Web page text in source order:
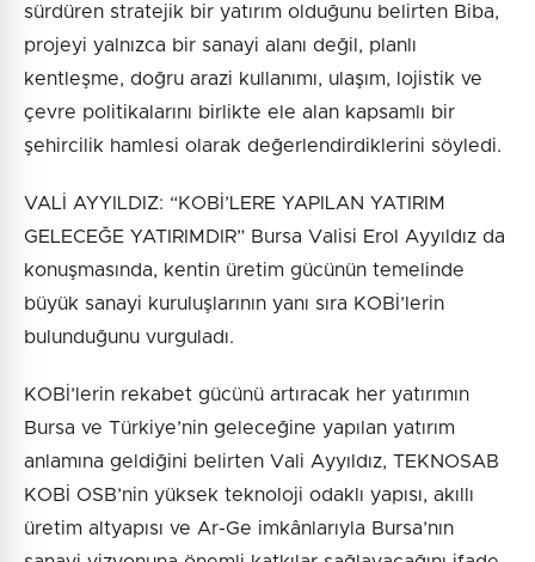
sürdüren stratejik bir yatırım olduğunu belirten Biba,
projeyi yalnızca bir sanayi alanı değil, planlı
kentleşme, doğru arazi kullanımı, ulaşım, lojistik ve
çevre politikalarını birlikte ele alan kapsamlı bir
şehircilik hamlesi olarak değerlendirdiklerini söyledi.
VALİ AYYILDIZ: “KOBİ’LERE YAPILAN YATIRIM
GELECEĞE YATIRIMDIR” Bursa Valisi Erol Ayyıldız da
konuşmasında, kentin üretim gücünün temelinde
büyük sanayi kuruluşlarının yanı sıra KOBİ’lerin
bulunduğunu vurguladı.
KOBİ’lerin rekabet gücünü artıracak her yatırımın
Bursa ve Türkiye’nin geleceğine yapılan yatırım
anlamına geldiğini belirten Vali Ayyıldız, TEKNOSAB
KOBİ OSB’nin yüksek teknoloji odaklı yapısı, akıllı
üretim altyapısı ve Ar-Ge imkânlarıyla Bursa’nın